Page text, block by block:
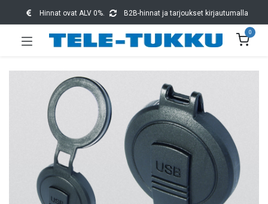
Hinnat ovat ALV 0%. B2B-hinnat ja tarjoukset kirjautumalla
0